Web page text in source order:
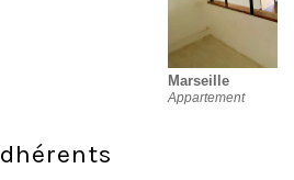
Adhérents